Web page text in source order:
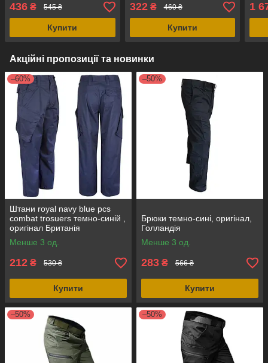
436 ₴ 545 ₴
Купити
322₴ 460 ₴
Купити
1
Акційні пропозиції та новинки
–60%
Штани royal navy blue pcs
combat trosuers темно-синій ,
оригінал Британія
Менше 3 од.
212 ₴ 530 ₴
Купити
–50%
Брюки темно-сині, оригінал,
Голландія
Менше 3 од.
283 ₴ 566 ₴
Купити
–50% –50%